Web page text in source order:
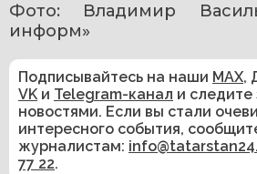
Фото: Владимир
информ» ​
Подписывайтесь на наши MAX,
VK и Telegram-канал и следите
новостями. Если вы стали
интересного события,
журналистам:
77 22.